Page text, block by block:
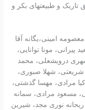
و طبیعتهای بکر و
امینی،یگانه آقا
مونا توانایی،
درویشعلی، محمد
شریعتی، شهلا صبوری،
مرادی، مهسا گذشتی،
مسعود مرادی، سمانه
نوری مجد، شیرین